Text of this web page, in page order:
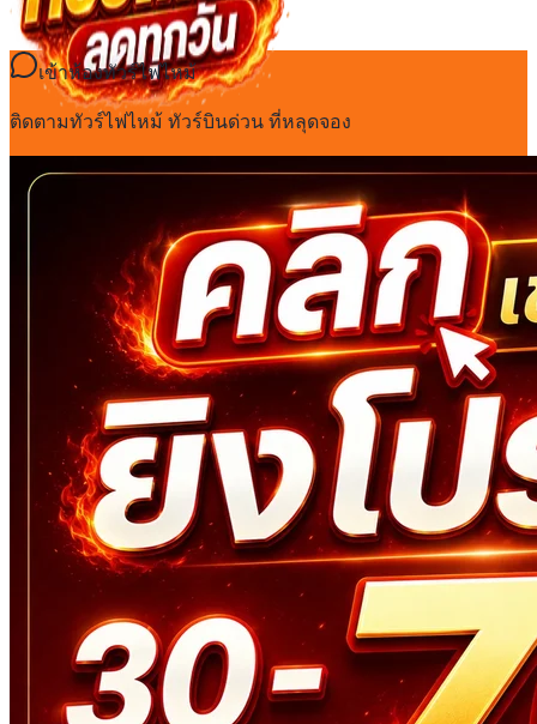
เข้าห้องทัวร์ไฟไหม้
ติดตามทัวร์ไฟไหม้ ทัวร์บินด่วน ที่หลุดจอง